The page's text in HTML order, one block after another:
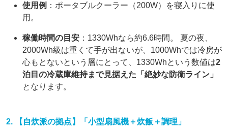
使用例 ：ポータブルクーラー（200W）を寝入りに使
用。
稼働時間の目安 ：1330Whなら約6.6時間。 夏の夜、
2000Wh級は重くて手が出ないが、1000Whでは冷房が
心もとないという層にとって、1330Whという数値は2
泊目の冷蔵庫維持まで見据えた「絶妙な防衛ライン」
となります。
2. 【自炊派の拠点】「小型扇風機＋炊飯＋調理」